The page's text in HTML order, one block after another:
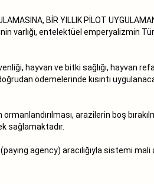
BİR YILLIK PİLOT
varlığı, entelektüel emperyalizmin
hayvan ve bitki sağlığı, hayvan
ödemelerinde kısıntı
arazilerin boş
sağlamaktadır.
agency) aracılığıyla sistemi